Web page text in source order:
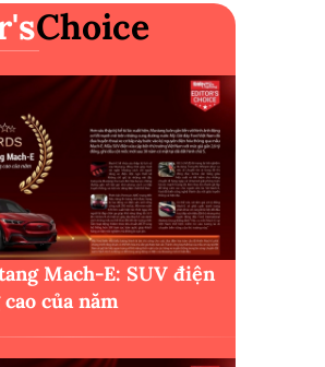
Choice
Mach-E: SUV điện
của năm